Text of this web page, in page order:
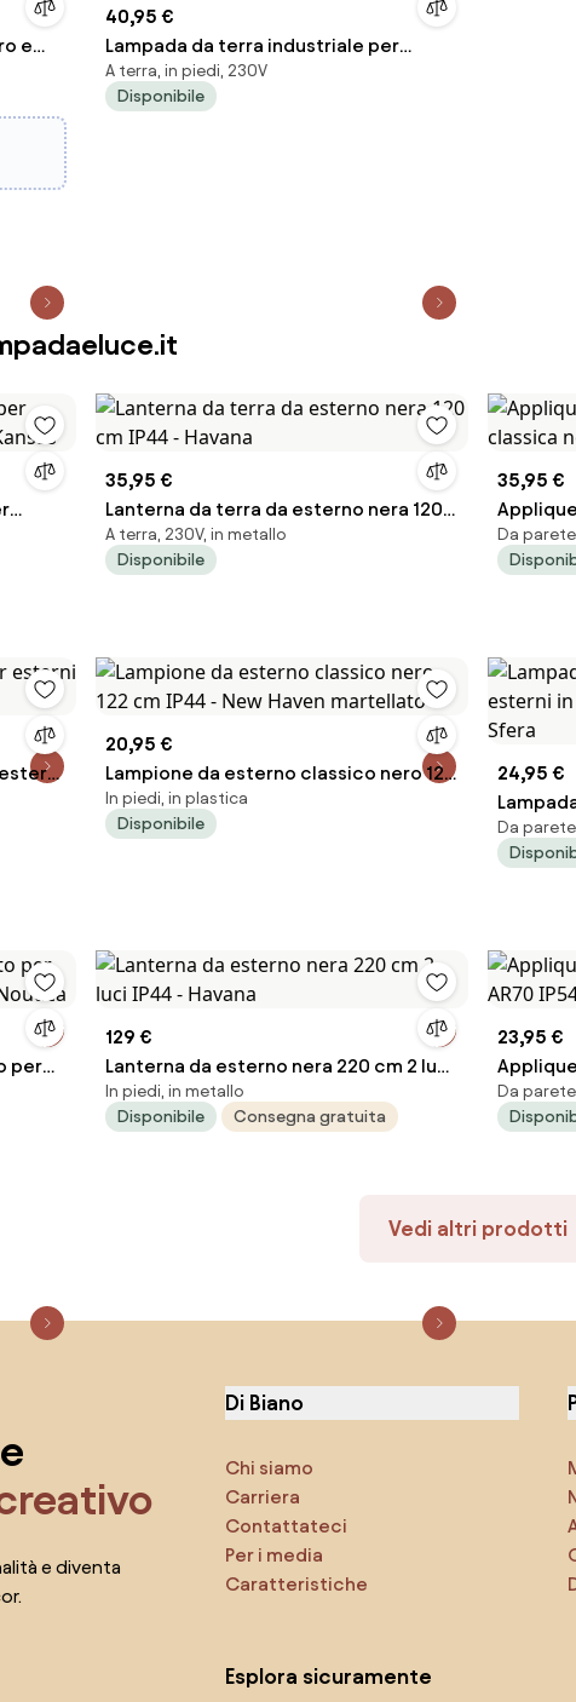
e
40,95 €
Lampada da terra industriale per
esterni grigio scuro 65 cm IP44 -
Baleno
A terra, in piedi, 230V
Disponibile
35,95 €
Lanterna da terra da esterno nera 120
cm IP44 - Havana
A terra, 230V, in metallo
Disponibile
35,95 €
classica
Da
20,95 €
Lampione da esterno classico nero 122
cm IP44 - New Haven martellato
In piedi, in plastica
Disponibile
24,95 €
esterni
Sfera
Da
per
129 €
Lanterna da esterno nera 220 cm 2 luci
IP44 - Havana
In piedi, in metallo
Disponibile
Consegna gratuita
23,95 €
AR70
Da
Vedi altri prodotti
e diventa
Di Biano
Chi siamo
Carriera
Contattateci
Per i media
Caratteristiche
Esplora sicuramente